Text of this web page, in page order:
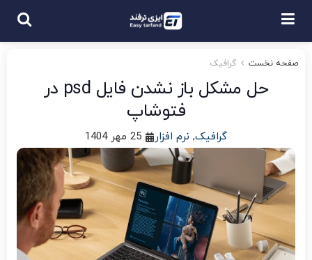
صفحه نخست گرافیک
حل مشکل باز نشدن فایل psd در
فتوشاپ
گرافیک, نرم افزار 25 مهر 1404